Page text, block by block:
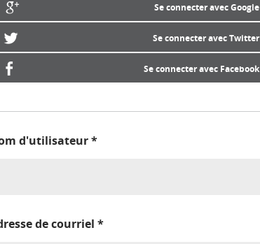
Se connecter avec Google
Se connecter avec Twitter
Se connecter avec Facebook
d'utilisateur*
de courriel *